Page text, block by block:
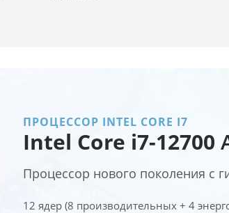
ПРОЦЕССОР INTEL CORE I7
Intel Core i7-12700
Процессор нового поколения с
12 ядер (8 производительных + 4